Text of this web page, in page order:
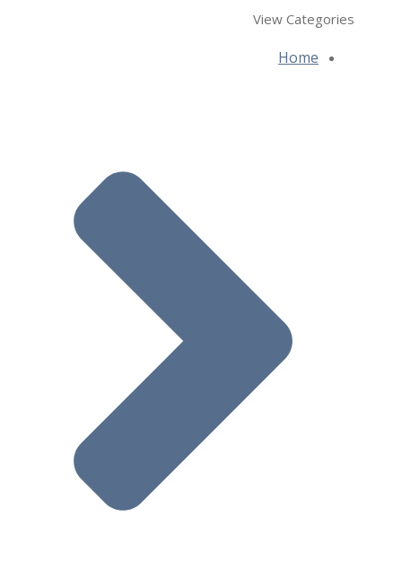
View Categories
Home